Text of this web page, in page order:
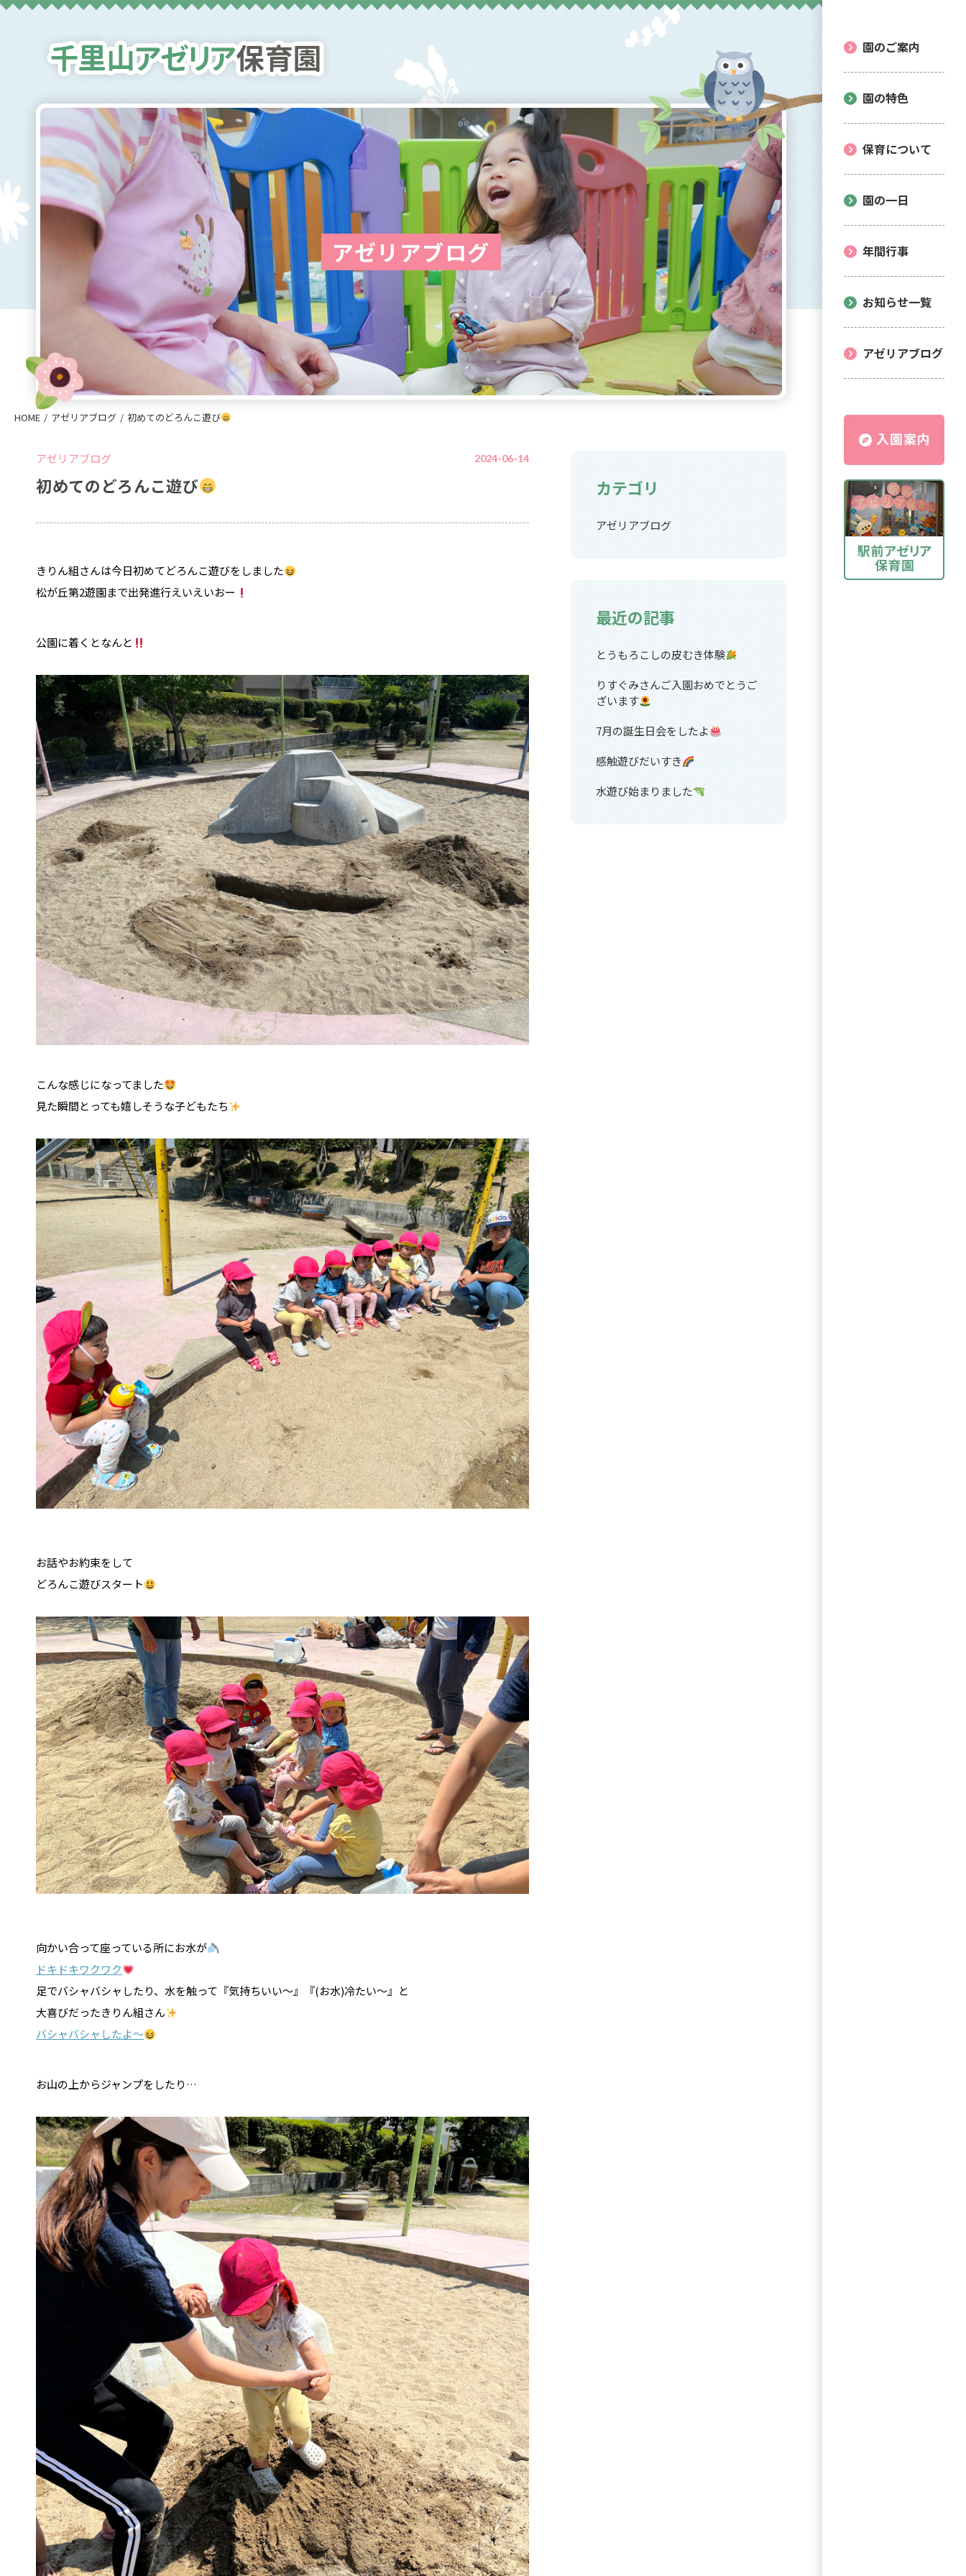
アゼリアブログ
HOME アゼリアブログ 初めてのどろんこ遊び
アゼリアブログ 2024-06-14
初めてのどろんこ遊び
きりん組さんは今日初めてどろんこ遊びをしました
松が丘第2遊園まで出発進行えいえいおー
公園に着くとなんと
こんな感じになってました
見た瞬間とっても嬉しそうな子どもたち
お話やお約束をして
どろんこ遊びスタート
向かい合って座っている所にお水が
ドキドキワクワク
足でバシャバシャしたり、水を触って『気持ちいい～』『(お水)冷たい～』と
大喜びだったきりん組さん
バシャバシャしたよ～
お山の上からジャンプをしたり…
カテゴリ
アゼリアブログ
最近の記事
とうもろこしの皮むき体験
りすぐみさんご入園おめでとうご
ざいます
7月の誕生日会をしたよ
感触遊びだいすき
水遊び始まりました
園のご案内
園の特色
保育について
園の一日
年間行事
お知らせ一覧
アゼリアブログ